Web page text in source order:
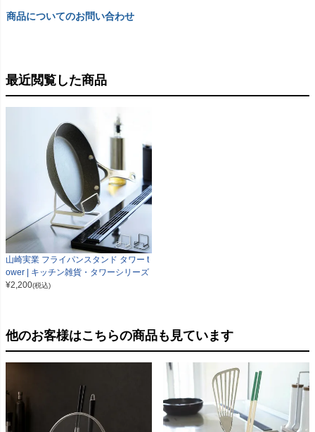
商品についてのお問い合わせ
最近閲覧した商品
山崎実業 フライパンスタンド タワー t
ower | キッチン雑貨・タワーシリーズ
¥2,200(税込)
他のお客様はこちらの商品も見ています